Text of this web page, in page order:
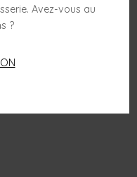
Avez-vous au
?